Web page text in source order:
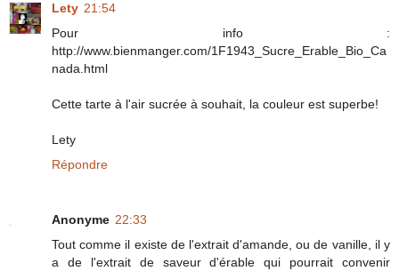
Lety 21:54
Pour info :
http://www.bienmanger.com/1F1943_Sucre_Erable_Bio_Ca
nada.html
Cette tarte à l'air sucrée à souhait, la couleur est superbe!
Lety
Répondre
Anonyme 22:33
Tout comme il existe de l'extrait d'amande, ou de vanille, il y
a de l'extrait de saveur d'érable qui pourrait convenir